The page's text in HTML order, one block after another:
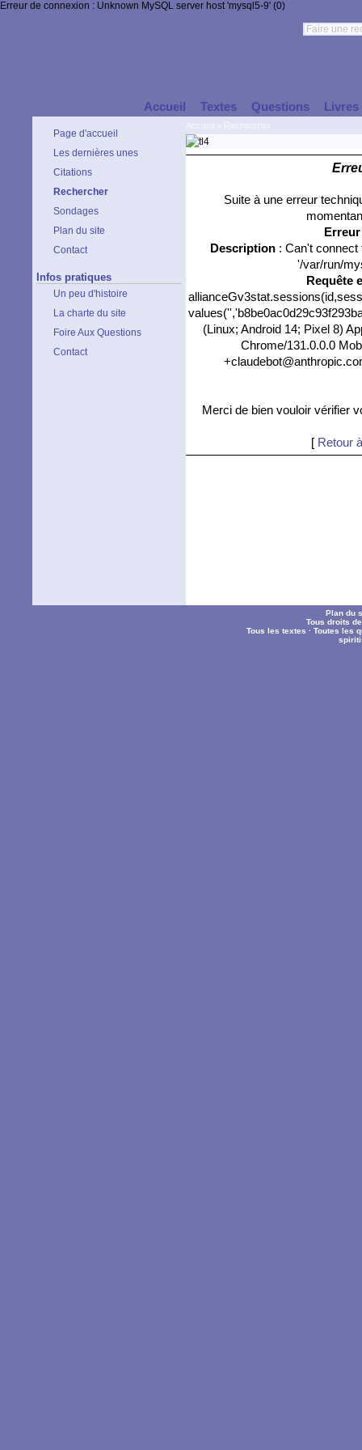
Erreur de connexion : Unknown MySQL server host 'mysql5-9' (0)
Accueil Textes Questions Livres
Page d'accueil
Les dernières unes
Citations
Rechercher
Sondages
Plan du site
Contact
Infos pratiques
Un peu d'histoire
La charte du site
Foire Aux Questions
Contact
Suite à une erreur
Description: Can't connect
'/var/run/
Requête
(Linux; Android 14; Pixel 8)
Chrome/131.0.0.0
Merci de bien vouloir vérifier
[ Retour
Plan du
Tous droits
Tous les textes ·Toutes les